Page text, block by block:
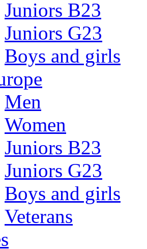
Juniors B23
Juniors G23
Boys and girls
Men
Women
Juniors B23
Juniors G23
Boys and girls
Veterans